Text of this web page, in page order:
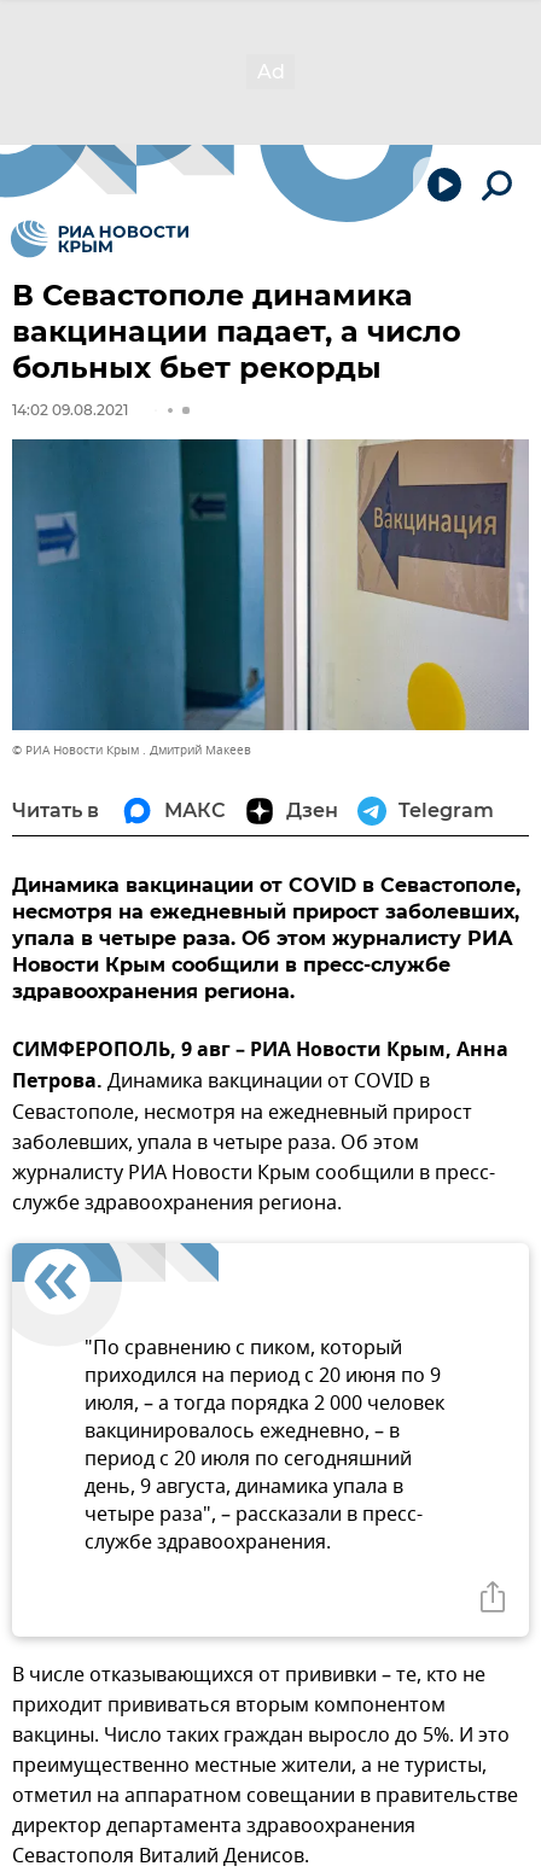
В Севастополе динамика
вакцинации падает, а число
больных бьет рекорды
14:02 09.08.2021
© РИА Новости Крым . Дмитрий Макеев
Читать в МАКС Дзен Telegram
Динамика вакцинации от COVID в Севастополе,
несмотря на ежедневный прирост заболевших,
упала в четыре раза. Об этом журналисту РИА
Новости Крым сообщили в пресс-службе
здравоохранения региона.
СИМФЕРОПОЛЬ, 9 авг – РИА Новости Крым, Анна
Петрова. Динамика вакцинации от COVID в
Севастополе, несмотря на ежедневный прирост
заболевших, упала в четыре раза. Об этом
журналисту РИА Новости Крым сообщили в пресс-
службе здравоохранения региона.
"По сравнению с пиком, который
приходился на период с 20 июня по 9
июля, – а тогда порядка 2 000 человек
вакцинировалось ежедневно, – в
период с 20 июля по сегодняшний
день, 9 августа, динамика упала в
четыре раза", – рассказали в пресс-
службе здравоохранения.
В числе отказывающихся от прививки – те, кто не
приходит прививаться вторым компонентом
вакцины. Число таких граждан выросло до 5%. И это
преимущественно местные жители, а не туристы,
отметил на аппаратном совещании в правительстве
директор департамента здравоохранения
Севастополя Виталий Денисов.